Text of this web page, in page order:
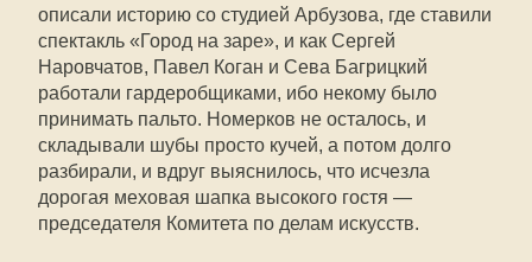
описали историю со студией Арбузова, где ставили
спектакль «Город на заре», и как Сергей
Наровчатов, Павел Коган и Сева Багрицкий
работали гардеробщиками, ибо некому было
принимать пальто. Номерков не осталось, и
складывали шубы просто кучей, а потом долго
разбирали, и вдруг выяснилось, что исчезла
дорогая меховая шапка высокого гостя —
председателя Комитета по делам искусств.